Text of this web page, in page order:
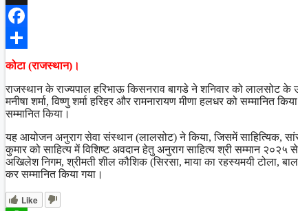
X
Facebook
Share
कोटा (राजस्थान)।
राजस्थान के राज्यपाल हरिभाऊ किसनराव बागडे ने शनिवार को लालसोट के
मनीषा शर्मा, विष्णु शर्मा हरिहर और रामनारायण मीणा हलधर को सम्मानित
सम्मानित किया।
यह आयोजन अनुराग सेवा संस्थान (लालसोट) ने किया, जिसमें साहित्यिक,
कुमार को साहित्य में विशिष्ट अवदान हेतु अनुराग साहित्य श्री सम्मान २०२५
अखिलेश निगम, श्रीमती शील कौशिक (सिरसा, माया का रहस्यमयी टोला,
कर सम्मानित किया गया।
Like